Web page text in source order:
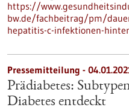
https://
bw.de/fachbeitrag/pm/
hepatitis-c-infektionen-
Pressemitteilung -
Prädiabetes:
Diabetes entdeckt